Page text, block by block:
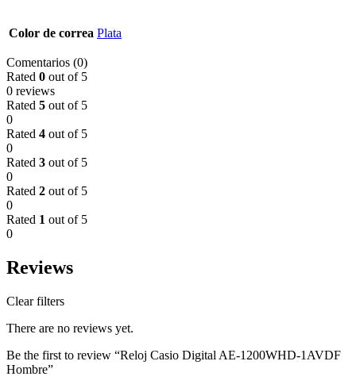
Color de correa Plata
Comentarios (0)
Rated 0 out of 5
0 reviews
Rated 5 out of 5
0
Rated 4 out of 5
0
Rated 3 out of 5
0
Rated 2 out of 5
0
Rated 1 out of 5
0
Reviews
Clear filters
There are no reviews yet.
Be the first to review “Reloj Casio Digital AE-1200WHD-1AVDF
Hombre”